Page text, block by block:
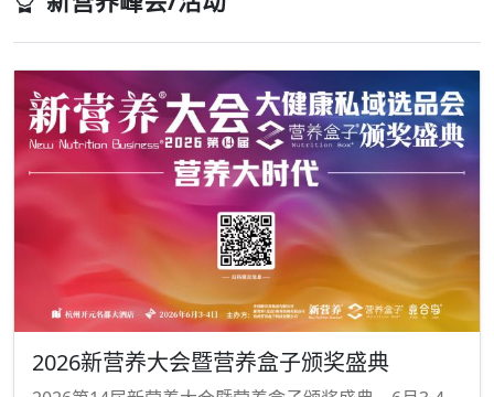
2026新营养大会暨营养盒子颁奖盛典